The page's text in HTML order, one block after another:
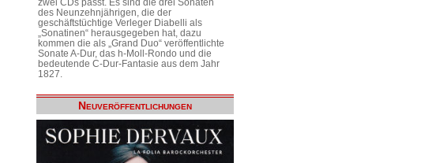
zwei CDs passt. Es sind die drei Sonaten
des Neunzehnjährigen, die der
geschäftstüchtige Verleger Diabelli als
„Sonatinen“ herausgegeben hat, dazu
kommen die als „Grand Duo“ veröffentlichte
Sonate A-Dur, das h-Moll-Rondo und die
bedeutende C-Dur-Fantasie aus dem Jahr
1827.
Neuveröffentlichungen